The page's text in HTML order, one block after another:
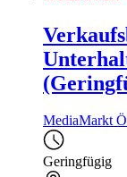
MediaMarkt
Geringfügig